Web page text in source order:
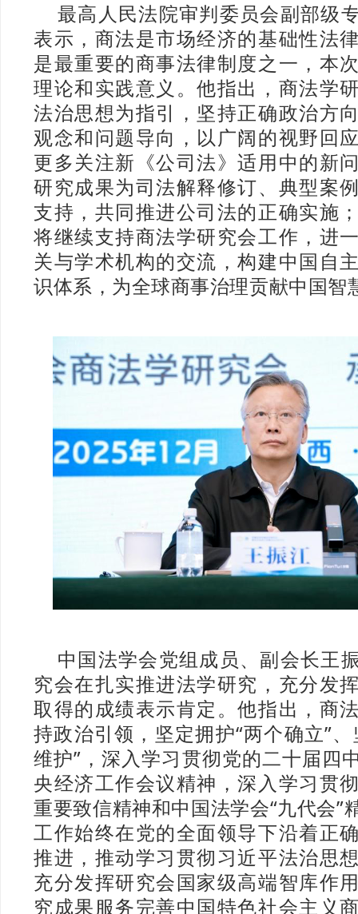
最高人民法院审判委员会副部级
表示，商法是市场经济的基础性法
是最重要的商事法律制度之一，本
理论和实践意义。他指出，商法学
法治思想为指引，坚持正确政治方
观念和问题导向，以广阔的视野回
更多关注新《公司法》适用中的新
研究成果为司法解释修订、典型案
支持，共同推进公司法的正确实施
将继续支持商法学研究会工作，进
关与学术机构的交流，构建中国自
识体系，为全球商事治理贡献中国智
中国法学会党组成员、副会长王
究会在扎实推进法学研究，充分发
取得的成绩表示肯定。他指出，商
持政治引领，坚定拥护“两个确立”
维护”，深入学习贯彻党的二十届四
央经济工作会议精神，深入学习贯
重要致信精神和中国法学会“九代会”
工作始终在党的全面领导下沿着正
推进，推动学习贯彻习近平法治思
充分发挥研究会国家级高端智库作
究成果服务完善中国特色社会主义